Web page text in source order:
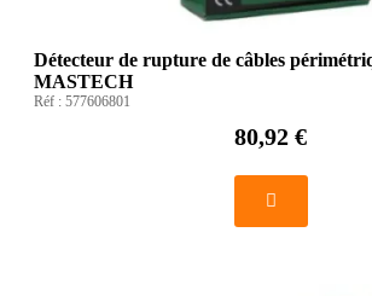
Détecteur de rupture de câbles
MASTECH
Réf : 577606801
80,92 €